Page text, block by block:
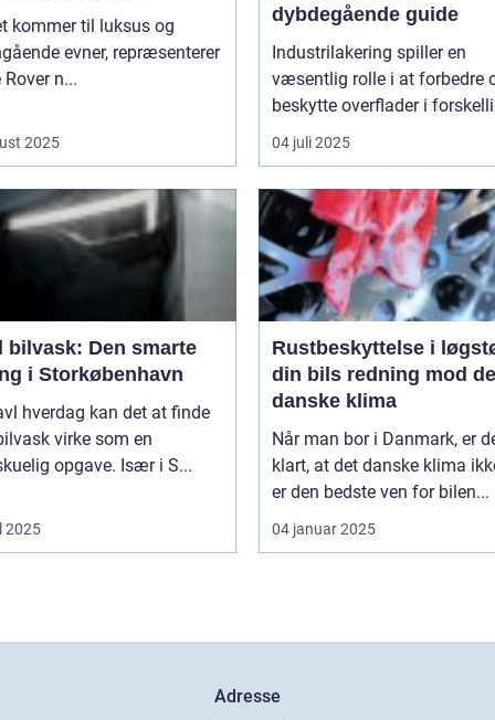
kommer til luksus og
evner, repræsenterer
Rover n...
2025
dybdegående guide
Industrilakering spiller en
væsentlig rolle i at forbedre
beskytte overflader i
04 juli 2025
bilvask: Den smarte
i Storkøbenhavn
hverdag kan det at finde
virke som en
opgave. Især i S...
2025
Rustbeskyttelse i
din bils redning mod
danske klima
Når man bor i Danmark, er
klart, at det danske klima
er den bedste ven for bilen...
04 januar 2025
Adresse